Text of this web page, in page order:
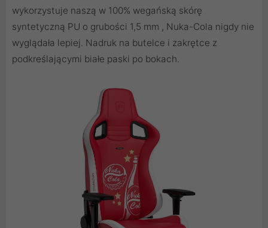
wykorzystuje naszą w 100% wegańską skórę
syntetyczną PU o grubości 1,5 mm , Nuka-Cola nigdy nie
wyglądała lepiej. Nadruk na butelce i zakrętce z
podkreślającymi białe paski po bokach.